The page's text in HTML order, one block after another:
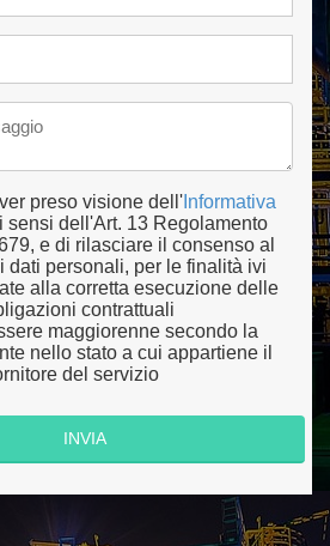
preso visione dell'Informativa
sensi dell'Art. 13 Regolamento
e di rilasciare il consenso al
dati personali, per le finalità ivi
alla corretta esecuzione delle
contrattuali
maggiorenne secondo la
nello stato a cui appartiene il
del servizio